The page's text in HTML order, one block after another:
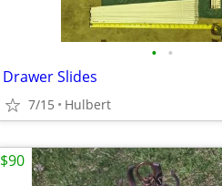
• •
Drawer Slides
7/15 Hulbert
$90